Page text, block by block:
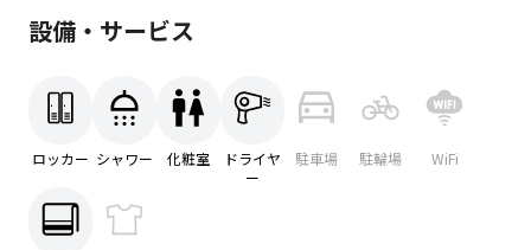
設備・サービス
ロッカー シャワー 化粧室
ドライヤ
ー
駐車場 駐輪場 WiFi